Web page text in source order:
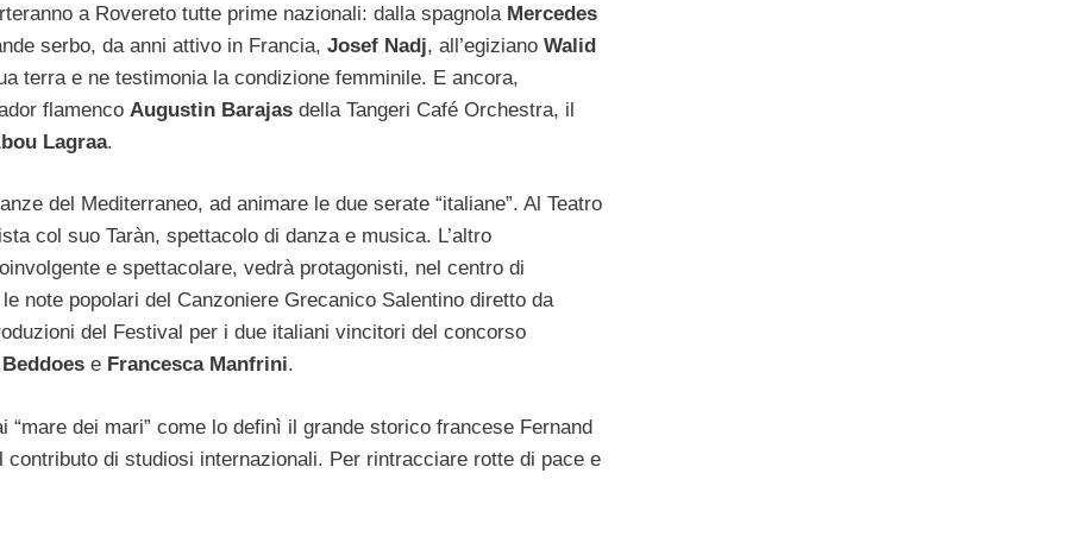
a Rovereto tutte prime nazionali: dalla spagnola Mercedes
serbo, da anni attivo in Francia, Josef Nadj, all’egiziano Walid
terra e ne testimonia la condizione femminile. E ancora,
flamenco Augustin Barajas della Tangeri Café Orchestra, il
Lagraa.
del Mediterraneo, ad animare le due serate “italiane”. Al Teatro
col suo Taràn, spettacolo di danza e musica. L’altro
e spettacolare, vedrà protagonisti, nel centro di
note popolari del Canzoniere Grecanico Salentino diretto da
del Festival per i due italiani vincitori del concorso
e Francesca Manfrini.
dei mari” come lo definì il grande storico francese Fernand
di studiosi internazionali. Per rintracciare rotte di pace e